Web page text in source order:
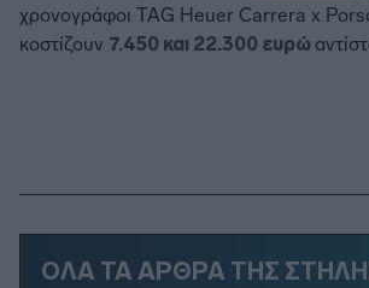
χρονογράφοι TAG Heuer Carrera x
κοστίζουν 7.450 και 22.300 ευρώ
ΟΛΑ ΤΑ ΑΡΘΡΑ ΤΗΣ